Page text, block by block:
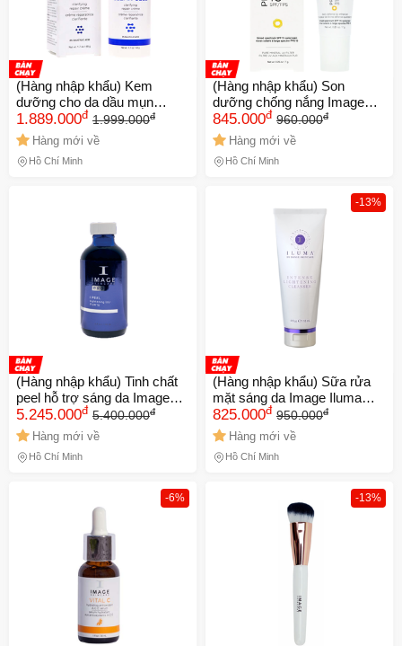
(Hàng nhập khẩu) Kem
dưỡng cho da dầu mụn
Image Clear Cell Clarifying
Repair Creme
1.889.000đ 1.999.000đ
Hàng mới về
Hồ Chí Minh
(Hàng nhập khẩu) Son
dưỡng chống nắng Image
Prevention+ Daily Defense
Lip Enhancer SPF 15
845.000đ 960.000đ
Hàng mới về
Hồ Chí Minh
(Hàng nhập khẩu) Tinh chất
peel hỗ trợ sáng da Image
Ipeel Lightening Lift Forte
5.245.000đ 5.400.000đ
Hàng mới về
Hồ Chí Minh
-13%
(Hàng nhập khẩu) Sữa rửa
mặt sáng da Image Iluma
Intense Lightening Cleanser
825.000đ 950.000đ
Hàng mới về
Hồ Chí Minh
-6% -13%
🎁 Đừng Bỏ Lỡ! 🎁
Mã Giảm Giá Dành Riêng Cho Bạn
cho bất kỳ đơn hàng nào.
Số lần áp dụng:
Áp dụng cho đơn hàng từ: